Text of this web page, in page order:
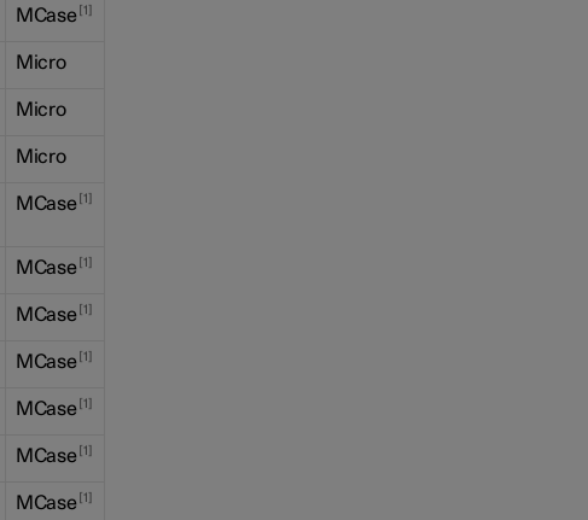
MCase 1
Micro
Micro
Micro
MCase 1
MCase 1
MCase 1
MCase 1
MCase 1
MCase 1
MCase 1